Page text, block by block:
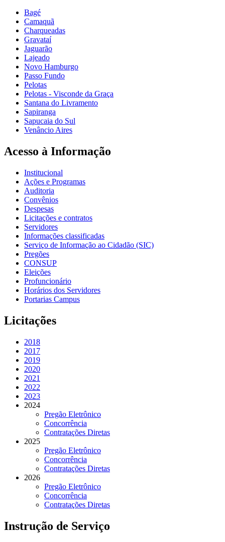
Bagé
Camaquã
Charqueadas
Gravataí
Jaguarão
Lajeado
Novo Hamburgo
Passo Fundo
Pelotas
Pelotas - Visconde da Graça
Santana do Livramento
Sapiranga
Sapucaia do Sul
Venâncio Aires
Acesso à Informação
Institucional
Ações e Programas
Auditoria
Convênios
Despesas
Licitações e contratos
Servidores
Informações classificadas
Serviço de Informação ao Cidadão (SIC)
Pregões
CONSUP
Eleições
Profuncionário
Horários dos Servidores
Portarias Campus
Licitações
2018
2017
2019
2020
2021
2022
2023
2024
Pregão Eletrônico
Concorrência
Contratações Diretas
2025
Pregão Eletrônico
Concorrência
Contratações Diretas
2026
Pregão Eletrônico
Concorrência
Contratações Diretas
Instrução de Serviço